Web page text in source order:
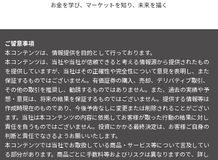
お金を学び、マーケットを知り、未来を描く
ご留意事項
本コンテンツは、情報提供を目的として行っております。
本コンテンツは、当社や当社が信頼できると考える情報源から提供されたもの
を提供していますが、当社はその正確性や完全性について意見を表明し、また
保証するものではございません。有価証券の購入、売却、デリバティブ取引、
その他の取引を推奨し、勧誘するものではありません。また、過去の実績や予
想・意見は、将来の結果を保証するものではございません。提供する情報等は
作成時現在のものであり、今後予告なしに変更または削除されることがござい
ます。当社は本コンテンツの内容に依拠してお客様が取った行動の結果に対し
責任を負うものではございません。投資にかかる最終決定は、お客様ご自身の
判断と責任でなさるようお願いいたします。
本コンテンツでは当社でお取扱している商品・サービス等について言及してい
る部分があります。商品ごとに手数料等およびリスクは異なりますので、詳し